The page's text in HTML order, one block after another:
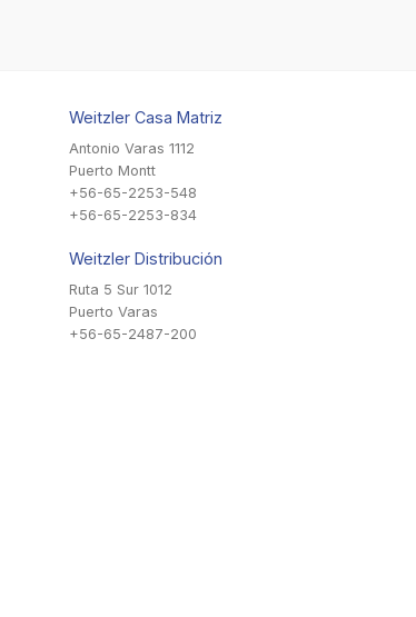
Weitzler Casa Matriz
Antonio Varas 1112
Puerto Montt
+56-65-2253-548
+56-65-2253-834
Weitzler Distribución
Ruta 5 Sur 1012
Puerto Varas
+56-65-2487-200